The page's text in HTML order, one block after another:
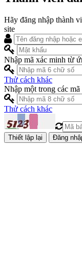
Hãy đăng nhập thành
site
Nhập mã xác minh từ
Thử cách khác
Nhập một trong các
Thử cách khác
Đăng